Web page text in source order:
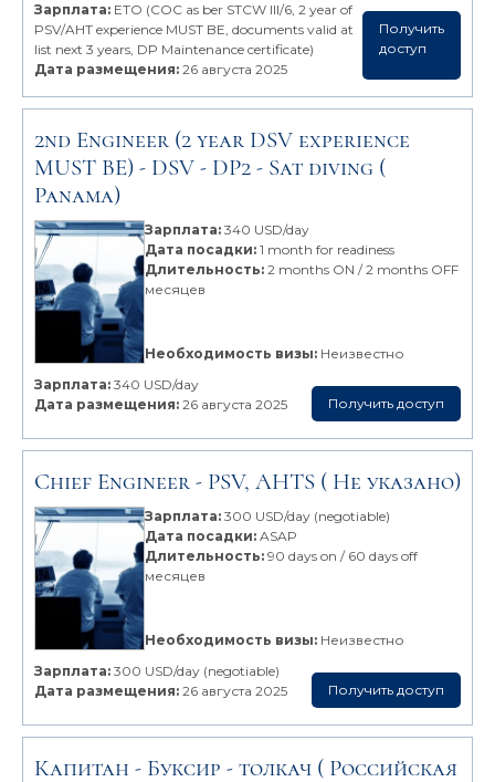
Зарплата: ETO (COC as ber STCW III/6, 2 year of
PSV/AHT experience MUST BE, documents valid at
list next 3 years, DP Maintenance certificate)
Дата размещения: 26 августа 2025
Получить
доступ
2nd Engineer (2 year DSV experience
MUST BE) - DSV - DP2 - Sat diving (
Panama)
Зарплата: 340 USD/day
Дата посадки: 1 month for readiness
Длительность: 2 months ON / 2 months OFF
месяцев
Необходимость визы: Неизвестно
Зарплата: 340 USD/day
Дата размещения: 26 августа 2025 Получить доступ
Chief Engineer - PSV, AHTS ( Не указано)
Зарплата: 300 USD/day (negotiable)
Дата посадки: ASAP
Длительность: 90 days on / 60 days off
месяцев
Необходимость визы: Неизвестно
Зарплата: 300 USD/day (negotiable)
Дата размещения: 26 августа 2025 Получить доступ
Капитан - Буксир - толкач ( Российская